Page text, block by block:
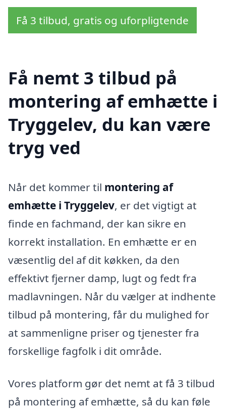
Få 3 tilbud, gratis og uforpligtende
Få nemt 3 tilbud på
montering af emhætte i
Tryggelev, du kan være
tryg ved
Når det kommer til montering af
emhætte i Tryggelev, er det vigtigt at
finde en fachmand, der kan sikre en
korrekt installation. En emhætte er en
væsentlig del af dit køkken, da den
effektivt fjerner damp, lugt og fedt fra
madlavningen. Når du vælger at indhente
tilbud på montering, får du mulighed for
at sammenligne priser og tjenester fra
forskellige fagfolk i dit område.
Vores platform gør det nemt at få 3 tilbud
på montering af emhætte, så du kan føle